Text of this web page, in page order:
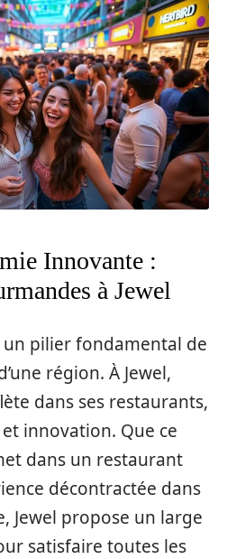
Innovante :
à Jewel
pilier fondamental de
région. À Jewel,
dans ses restaurants,
innovation. Que ce
dans un restaurant
décontractée dans
Jewel propose un large
satisfaire toutes les